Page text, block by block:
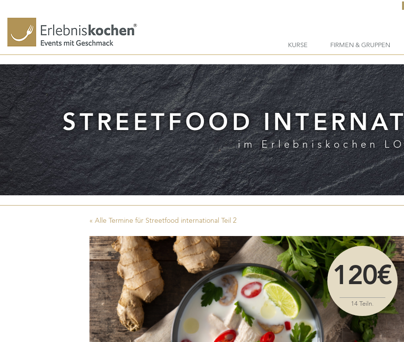
KURSE FIRMEN & GRUPPEN
STREETFOOD
im Erlebniskochen
« Alle Termine für Streetfood international Teil 2
120€
14 Teiln.